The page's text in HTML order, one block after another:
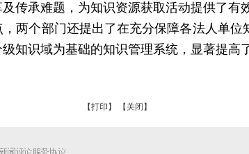
传承难题，为知识资源获取活动提供了有
个部门还提出了在充分保障各法人单位
知识域为基础的知识管理系统，显著提高
【打印】 【关闭】